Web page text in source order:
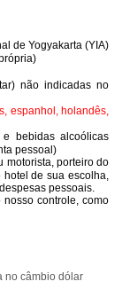
de Yogyakarta (YIA)
não indicadas no
espanhol, holandês,
e bebidas alcoólicas
pessoal)
motorista, porteiro do
de sua escolha,
pessoais.
controle, como
no câmbio dólar